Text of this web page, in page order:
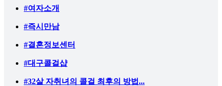
#여자소개
#즉시만남
#결혼정보센터
#대구콜걸샵
#32살 자취녀의 콜걸 최후의 방법...